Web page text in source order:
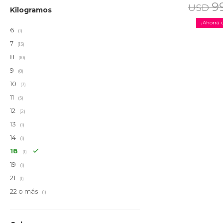
USD
Kilogramos
6 (1)
7 (13)
8 (10)
9 (8)
10 (3)
11 (5)
12 (2)
13 (1)
14 (1)
18 (1)
19 (1)
21 (1)
22 o más (1)